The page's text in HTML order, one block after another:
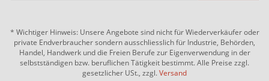
* Wichtiger Hinweis: Unsere Angebote sind nicht für Wiederverkäufer oder
private Endverbraucher sondern ausschliesslich für Industrie, Behörden,
Handel, Handwerk und die Freien Berufe zur Eigenverwendung in der
selbstständigen bzw. beruflichen Tätigkeit bestimmt. Alle Preise zzgl.
gesetzlicher USt., zzgl.Versand